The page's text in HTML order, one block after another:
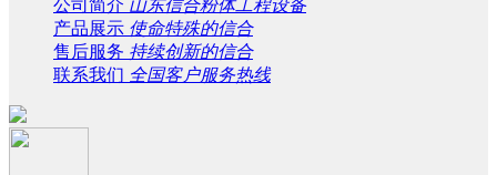
公司简介 山东信合粉体工程设备
产品展示 使命特殊的信合
售后服务 持续创新的信合
联系我们 全国客户服务热线